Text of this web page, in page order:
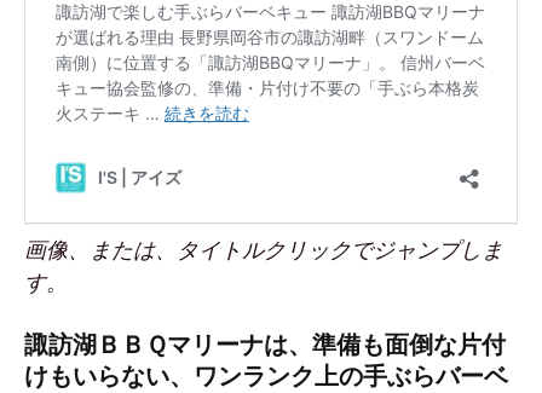
画像、または、タイトルクリックでジャンプしま
す。
諏訪湖ＢＢＱマリーナは、準備も面倒な片付
けもいらない、ワンランク上の手ぶらバーベ